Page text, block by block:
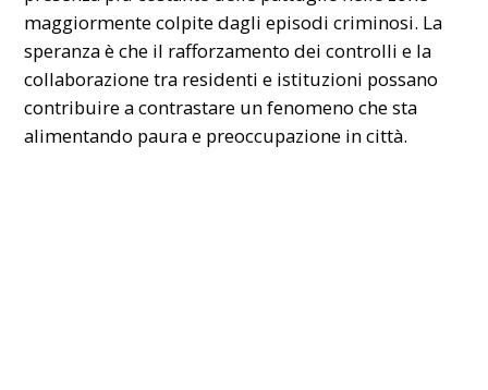
maggiormente colpite dagli episodi criminosi. La
speranza è che il rafforzamento dei controlli e la
collaborazione tra residenti e istituzioni possano
contribuire a contrastare un fenomeno che sta
alimentando paura e preoccupazione in città.